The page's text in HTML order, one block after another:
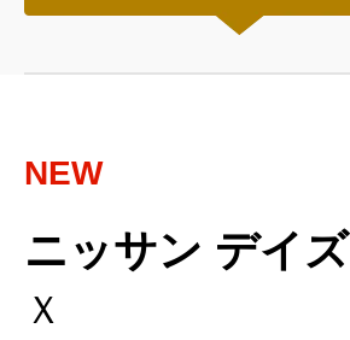
NEW
ニッサン デイズ
Ｘ